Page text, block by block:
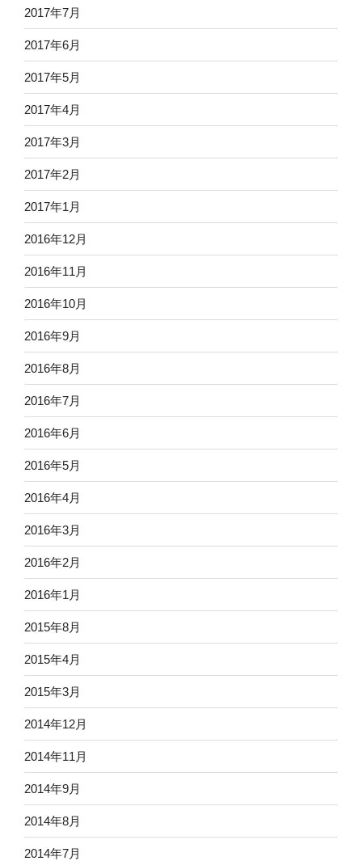
2017年7月
2017年6月
2017年5月
2017年4月
2017年3月
2017年2月
2017年1月
2016年12月
2016年11月
2016年10月
2016年9月
2016年8月
2016年7月
2016年6月
2016年5月
2016年4月
2016年3月
2016年2月
2016年1月
2015年8月
2015年4月
2015年3月
2014年12月
2014年11月
2014年9月
2014年8月
2014年7月